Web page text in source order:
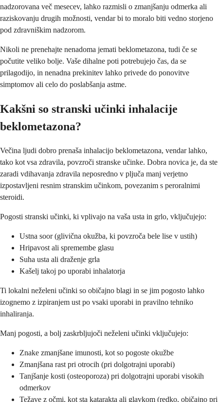
nadzorovana več mesecev, lahko razmisli o zmanjšanju odmerka ali
raziskovanju drugih možnosti, vendar bi to moralo biti vedno storjeno
pod zdravniškim nadzorom.
Nikoli ne prenehajte nenadoma jemati beklometazona, tudi če se
počutite veliko bolje. Vaše dihalne poti potrebujejo čas, da se
prilagodijo, in nenadna prekinitev lahko privede do ponovitve
simptomov ali celo do poslabšanja astme.
Kakšni so stranski učinki inhalacije
beklometazona?
Večina ljudi dobro prenaša inhalacijo beklometazona, vendar lahko,
tako kot vsa zdravila, povzroči stranske učinke. Dobra novica je, da ste
zaradi vdihavanja zdravila neposredno v pljuča manj verjetno
izpostavljeni resnim stranskim učinkom, povezanim s peroralnimi
steroidi.
Pogosti stranski učinki, ki vplivajo na vaša usta in grlo, vključujejo:
Ustna soor (glivična okužba, ki povzroča bele lise v ustih)
Hripavost ali spremembe glasu
Suha usta ali draženje grla
Kašelj takoj po uporabi inhalatorja
Ti lokalni neželeni učinki so običajno blagi in se jim pogosto lahko
izognemo z izpiranjem ust po vsaki uporabi in pravilno tehniko
inhaliranja.
Manj pogosti, a bolj zaskrbljujoči neželeni učinki vključujejo:
Znake zmanjšane imunosti, kot so pogoste okužbe
Zmanjšana rast pri otrocih (pri dolgotrajni uporabi)
Tanjšanje kosti (osteoporoza) pri dolgotrajni uporabi visokih
odmerkov
Težave z očmi, kot sta katarakta ali glavkom (redko, običajno pri